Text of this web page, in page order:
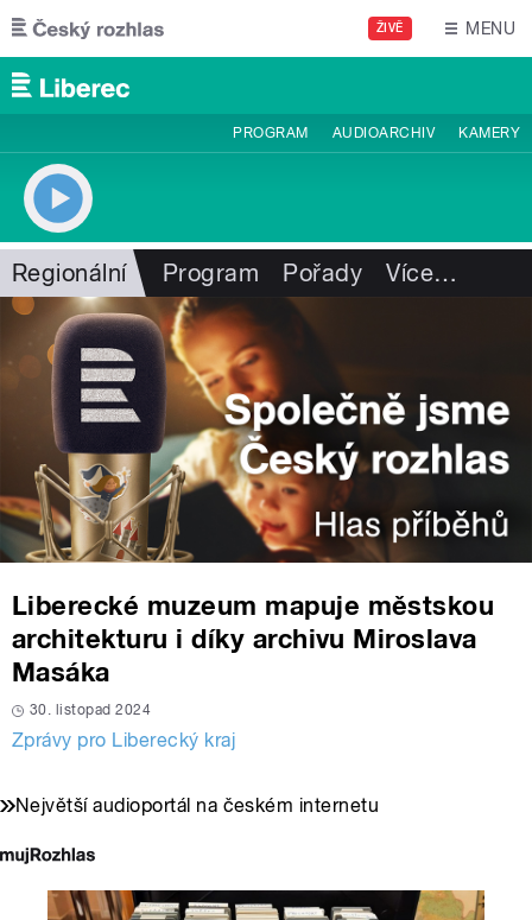
Přejít k hlavnímu obsahu
ŽIVĚ MENU
PROGRAM AUDIOARCHIV KAMERY
Regionální Program Pořady Více…
Liberecké muzeum mapuje městskou
architekturu i díky archivu Miroslava
Masáka
30. listopad 2024
Zprávy pro Liberecký kraj
Největší audioportál na českém internetu